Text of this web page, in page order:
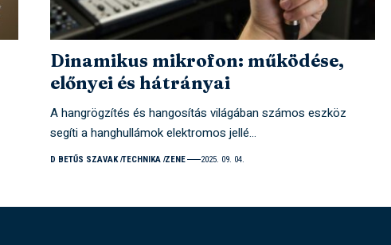
Dinamikus mikrofon: működése,
előnyei és hátrányai
A hangrögzítés és hangosítás világában számos eszköz
segíti a hanghullámok elektromos jellé…
D BETŰS SZAVAK TECHNIKA ZENE 2025. 09. 04.